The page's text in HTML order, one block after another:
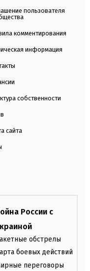
пользователя
комментирования
информация
собственности
сайта
России с
обстрелы
боевых действий
переговоры